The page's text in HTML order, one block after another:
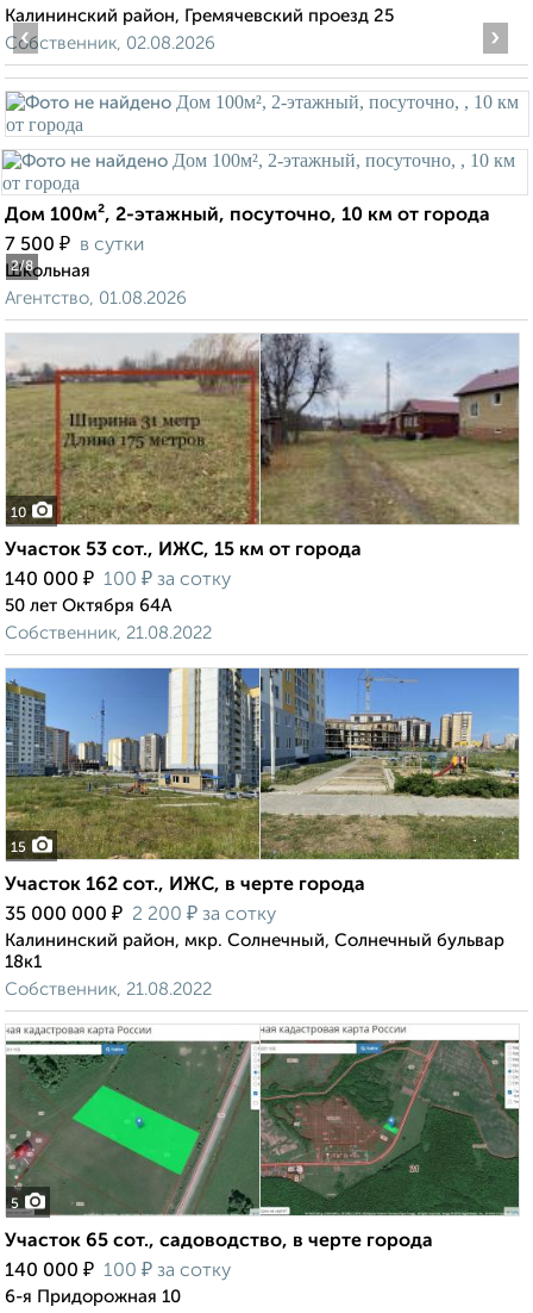
Калининский район, Гремячевский проезд 25
Собственник, 02.08.2026
2/8
‹ ›
Дом 100м², 2-этажный, посуточно, 10 км от города
7 500 ₽ в сутки
Школьная
Агентство, 01.08.2026
10
Участок 53 сот., ИЖС, 15 км от города
140 000 ₽ 100 ₽ за сотку
50 лет Октября 64А
Собственник, 21.08.2022
15
Участок 162 сот., ИЖС, в черте города
35 000 000 ₽ 2 200 ₽ за сотку
Калининский район, мкр. Солнечный, Солнечный бульвар
18к1
Собственник, 21.08.2022
5
Участок 65 сот., садоводство, в черте города
140 000 ₽ 100 ₽ за сотку
6-я Придорожная 10